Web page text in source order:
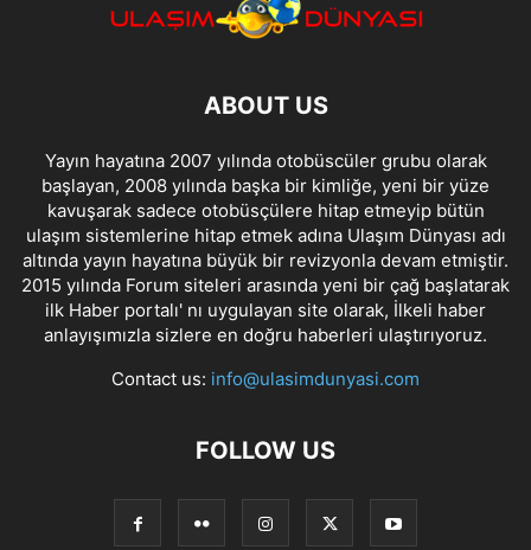
ABOUT US
Yayın hayatına 2007 yılında otobüscüler grubu olarak
başlayan, 2008 yılında başka bir kimliğe, yeni bir yüze
kavuşarak sadece otobüsçülere hitap etmeyip bütün
ulaşım sistemlerine hitap etmek adına Ulaşım Dünyası adı
altında yayın hayatına büyük bir revizyonla devam etmiştir.
2015 yılında Forum siteleri arasında yeni bir çağ başlatarak
ilk Haber portalı' nı uygulayan site olarak, İlkeli haber
anlayışımızla sizlere en doğru haberleri ulaştırıyoruz.
Contact us: info@ulasimdunyasi.com
FOLLOW US